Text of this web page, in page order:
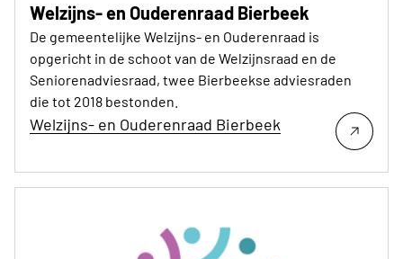
Welzijns- en Ouderenraad Bierbeek
De gemeentelijke Welzijns- en Ouderenraad is
opgericht in de schoot van de Welzijnsraad en de
Seniorenadviesraad, twee Bierbeekse adviesraden
die tot 2018 bestonden.
Welzijns- en Ouderenraad Bierbeek